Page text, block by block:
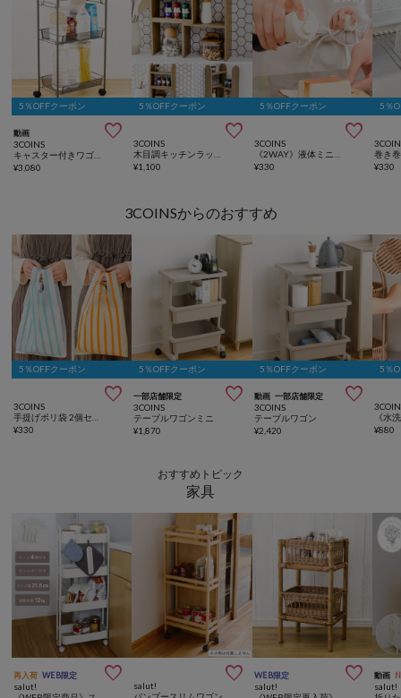
5％OFFクーポン
動画 
3COINS
¥3,080
5％OFFクーポン

3COINS
¥1,100
5％OFFクーポン

3COINS
¥330
5％
¥330
3COINSからのおすすめ
5％OFFクーポン

3COINS
¥330
5％OFFクーポン
一部店舗限定 
3COINS
テーブルワゴンミニ
¥1,870
5％OFFクーポン
動画 一部店舗限定 
3COINS
テーブルワゴン
¥2,420
5％
¥880
おすすめトピック
家具
再入荷 WEB限定 
salut!

salut!
バンブースリムワゴン
WEB限定 
salut!
動画
salut!